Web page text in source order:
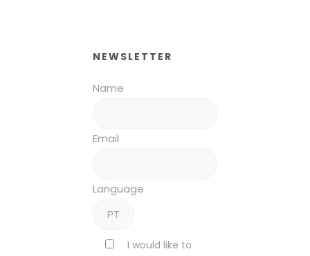
NEWSLETTER
Name
Email
Language
I would like to